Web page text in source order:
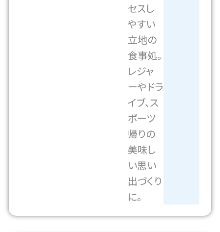
セスし
やすい
立地の
食事処。
レジャ
ーやドラ
イブ、ス
ポーツ
帰りの
美味し
い思い
出づくり
に。